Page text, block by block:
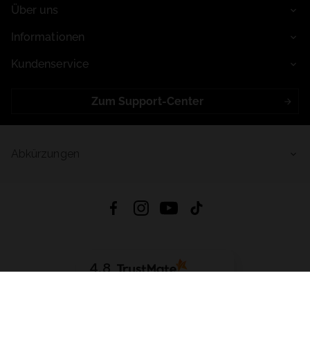
Über uns
Informationen
Kundenservice
Zum Support-Center
4.8